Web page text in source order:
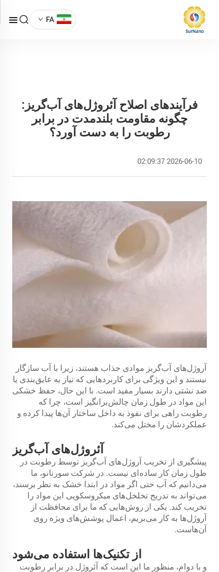
FA
فرآیندهای اصلاح آئروژل‌های آب‌گریز:
چگونه مقاومت بلندمدت در برابر
رطوبت را به دست آورد؟
2026-06-10 02:09:37
آروژل‌های آب‌گریز موادی جذاب هستند، زیرا با آب سازگار
نیستند و این ویژگی برای کاربردهایی که نیاز به عایق‌بندی یا
ضد نشتی دارند بسیار مفید است. با این حال، حفظ خشکی
این مواد در طول زمان چالش‌برانگیز است، چرا که
رطوبت راهی برای نفوذ به داخل ساختار آن‌ها پیدا کرده و
عملکردشان را مختل می‌کند.
آئروژل‌های آب‌گریز
پیشگیری از تخریب آروژل‌های آب‌گریز توسط رطوبت در
طول زمان کار ساده‌ای نیست. در شرکت سورنانو، ما
می‌دانیم که آب حتی اگر مواد در ابتدا خشک به نظر برسند،
می‌تواند به تدریج تخلخل‌های میکروسکوپی این مواد را
تخریب کند. یکی از روش‌هایی که ما برای محافظت از
آروژل‌ها به کار می‌بریم، اعمال پوشش‌های ویژه روی
آن‌هاست.
از تکنیک‌ها استفاده می‌شود
و با دوام، منظور ما این است که آئروژل در برابر رطوبت